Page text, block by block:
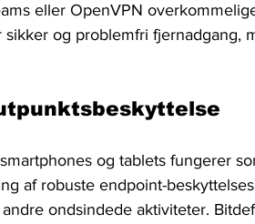
eller OpenVPN
og problemfri fjernadgang,
og tablets fungerer
af robuste endpoint-
ondsindede aktiviteter.